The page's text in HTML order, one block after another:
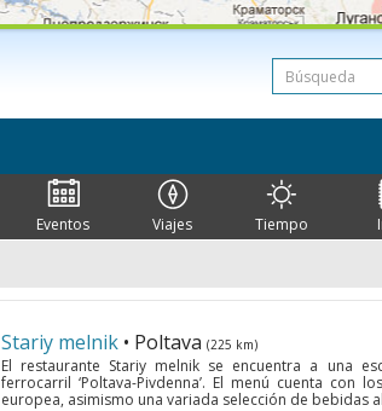
Eventos Viajes Tiempo
Stariy melnik • Poltava (225 km)
El restaurante Stariy melnik se encuentra a una
ferrocarril ‘Poltava-Pivdenna’. El menú cuenta con
europea, asimismo una variada selección de bebidas